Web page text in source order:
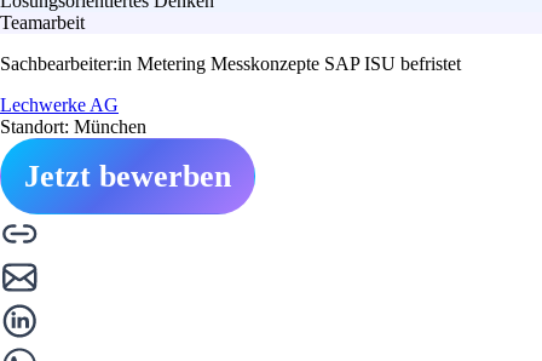
Teamarbeit
Sachbearbeiter:in Metering Messkonzepte SAP ISU befristet
Lechwerke AG
Standort: München
Jetzt bewerben